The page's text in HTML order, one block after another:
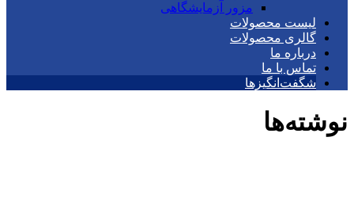
مزور آزمایشگاهی
لیست محصولات
گالری محصولات
درباره ما
تماس با ما
شگفت‌انگیزها
نوشته‌ها